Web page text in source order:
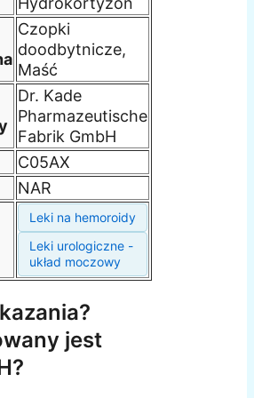
Czopki
doodbytnicze,
Maść
Dr. Kade
Pharmazeutische
Fabrik GmbH
C05AX
NAR
Leki na hemoroidy
Leki urologiczne -
układ moczowy
jest